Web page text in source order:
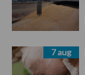
7 aug